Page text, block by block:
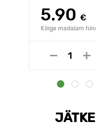
5.90 €
Kõige madalam